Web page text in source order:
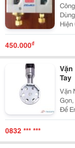
Trị
450.000₫
Tay
Vặn
Gọn, Nhẹ Tay
Để
Mở
0832 *** ***